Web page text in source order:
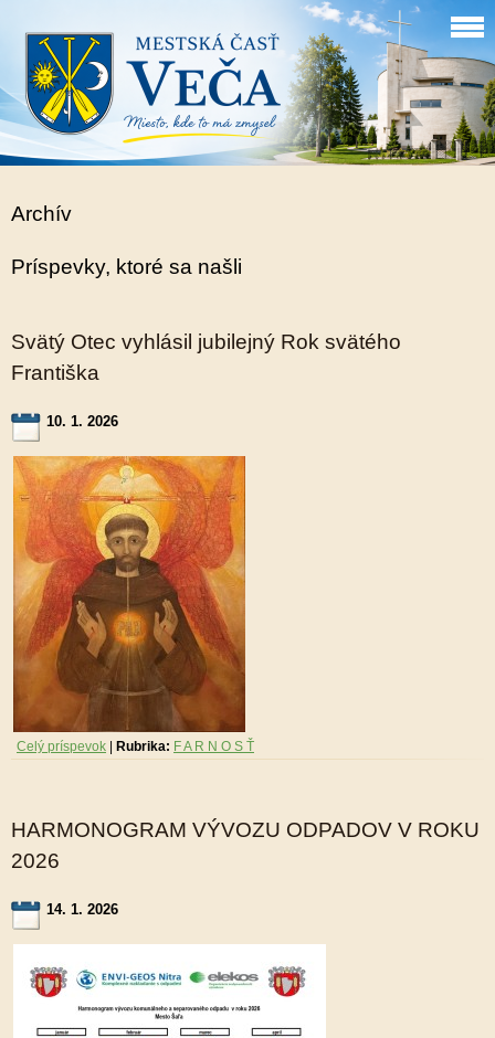
Archív
Príspevky, ktoré sa našli
Svätý Otec vyhlásil jubilejný Rok svätého
Františka
10. 1. 2026
Celý príspevok Rubrika: F A R N O S Ť
HARMONOGRAM VÝVOZU ODPADOV V ROKU
2026
14. 1. 2026